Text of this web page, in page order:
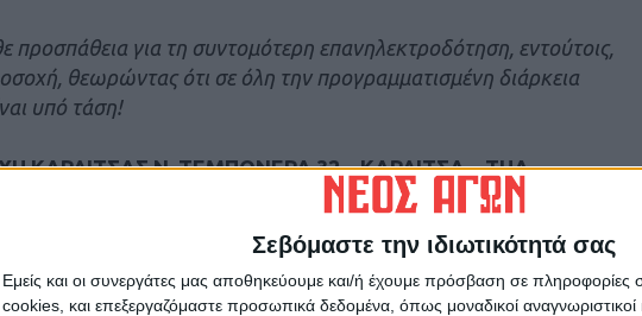
Σεβόμαστε την ιδιωτικότητά σας
Εμείς και οι συνεργάτες μας αποθηκεύουμε και/ή έχουμε πρόσβαση σε
cookies, και επεξεργαζόμαστε προσωπικά δεδομένα, όπως μοναδικοί
προσπάθεια για τη συντομότερη επανηλεκτροδότηση, εντούτοις,
θεωρώντας ότι σε όλη την προγραμματισμένη διάρκεια
υπό τάση!
ΚΑΡΔΙΤΣΑΣ Ν. ΤΕΜΠΟΝΕΡΑ 32 – ΚΑΡΔΙΤΣΑ – ΤΗΛ.
είναι 51% θυγατρική εταιρία της ΔΕΗ Α.Ε. που
Δίκτυο Διανομής Ηλεκτρικής Ενέργειας